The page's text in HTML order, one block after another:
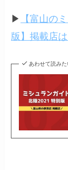
▶
【富山の
版】掲載店
あわせて読みた